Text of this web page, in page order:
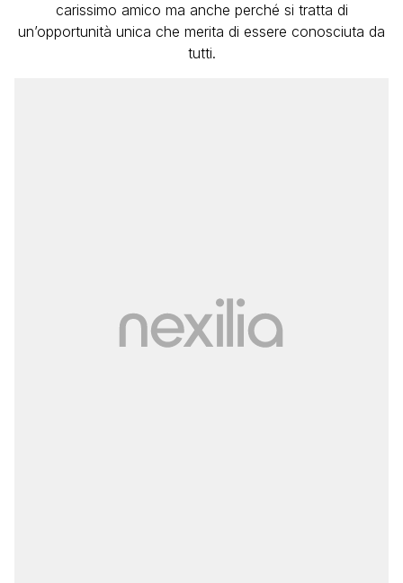
carissimo amico ma anche perché si tratta di
un’opportunità unica che merita di essere conosciuta da
tutti.